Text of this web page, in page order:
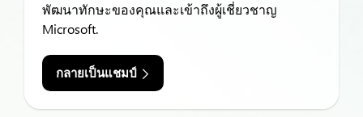
พัฒนาทักษะของคุณและเข้าถึงผู้เชี่ยวชาญ
Microsoft.
กลายเป็นแชมป์